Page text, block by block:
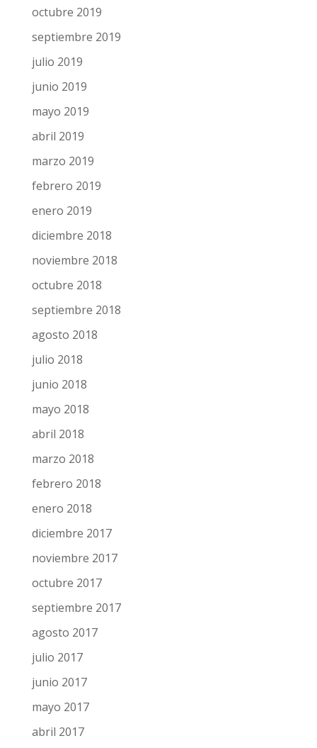
noviembre 2019
octubre 2019
septiembre 2019
julio 2019
junio 2019
mayo 2019
abril 2019
marzo 2019
febrero 2019
enero 2019
diciembre 2018
noviembre 2018
octubre 2018
septiembre 2018
agosto 2018
julio 2018
junio 2018
mayo 2018
abril 2018
marzo 2018
febrero 2018
enero 2018
diciembre 2017
noviembre 2017
octubre 2017
septiembre 2017
agosto 2017
julio 2017
junio 2017
mayo 2017